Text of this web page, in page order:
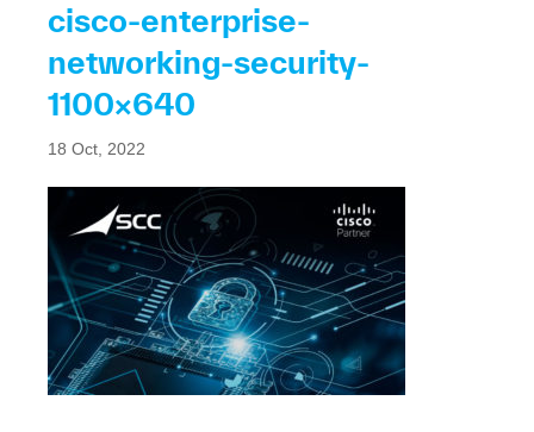
cisco-enterprise-
networking-security-
1100×640
18 Oct, 2022